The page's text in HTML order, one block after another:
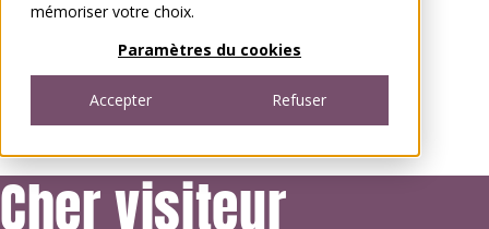
mémoriser votre choix.
Paramètres du cookies
Accepter Refuser
Cher visiteur